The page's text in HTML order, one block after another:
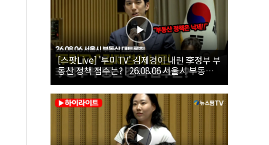
[스팟Live] '투미TV' 김제경이 내린 李정부 부
동산 정책 점수는? | 26.08.06 서울시 부동산
대토론회